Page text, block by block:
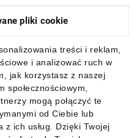
pliki cookie
treści i reklam,
i analizować ruch w
jak korzystasz z naszej
mogą połączyć te
od Ciebie lub
ich usług. Dzięki Twojej
mobilną: